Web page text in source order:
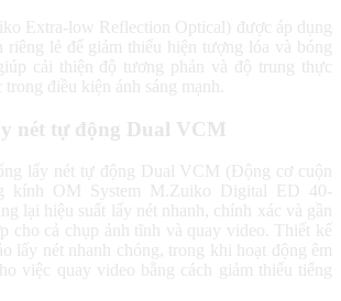
Extra-low Reflection Optical) được áp dụng
riêng lẻ để giảm thiểu hiện tượng lóa và bóng
cải thiện độ tương phản và độ trung thực
trong điều kiện ánh sáng mạnh.
nét tự động Dual VCM
lấy nét tự động Dual VCM (Động cơ cuộn
kính OM System M.Zuiko Digital ED 40-
lại hiệu suất lấy nét nhanh, chính xác và gần
cho cả chụp ảnh tĩnh và quay video. Thiết kế
lấy nét nhanh chóng, trong khi hoạt động êm
việc quay video bằng cách giảm thiểu tiếng